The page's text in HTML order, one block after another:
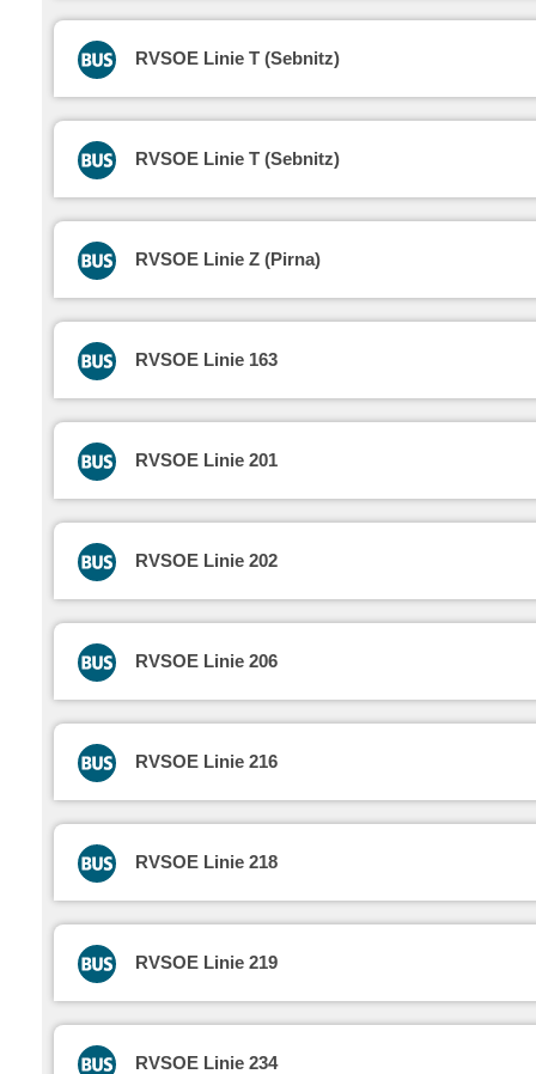
RVSOE Linie T (Sebnitz)
RVSOE Linie T (Sebnitz)
RVSOE Linie Z (Pirna)
RVSOE Linie 163
RVSOE Linie 201
RVSOE Linie 202
RVSOE Linie 206
RVSOE Linie 216
RVSOE Linie 218
RVSOE Linie 219
RVSOE Linie 234